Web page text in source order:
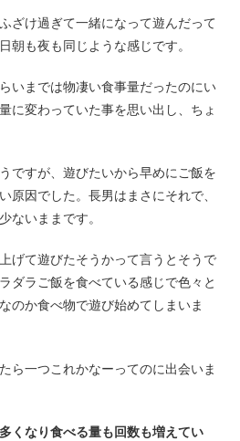
ざけ過ぎて一緒になって遊んだって
朝も夜も同じような感じです。
いまでは物凄い食事量だったのにい
に変わっていた事を思い出し、ちょ
ですが、遊びたいから早めにご飯を
原因でした。長男はまさにそれで、
ないままです。
げて遊びたそうかって言うとそうで
ダラご飯を食べている感じで色々と
のか食べ物で遊び始めてしまいま
ら一つこれかなーってのに出会いま
くなり食べる量も回数も増えてい